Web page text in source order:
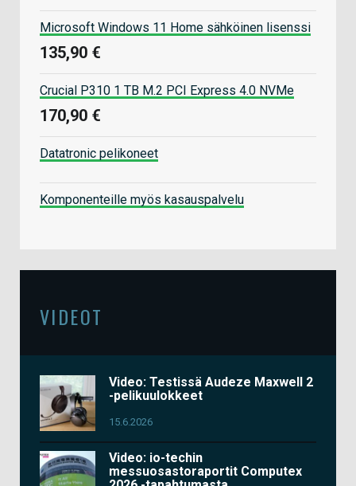
Microsoft Windows 11 Home sähköinen lisenssi
135,90 €
Crucial P310 1 TB M.2 PCI Express 4.0 NVMe
170,90 €
Datatronic pelikoneet
Komponenteille myös kasauspalvelu
VIDEOT
Video: Testissä Audeze Maxwell 2
-pelikuulokkeet
15.6.2026
Video: io-techin
messuosastoraportit Computex